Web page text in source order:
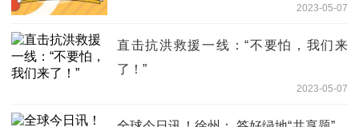
2023-05-07
直击抗洪救援一线：“不要怕，我们来
了！”
2023-05-07